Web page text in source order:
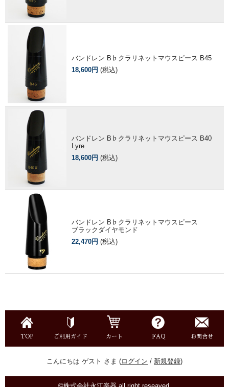
バンドレン B♭クラリネットマウスピース B45
18,600円 (税込)
バンドレン B♭クラリネットマウスピース B40
Lyre
18,600円 (税込)
バンドレン B♭クラリネットマウスピース
ブラックダイヤモンド
22,470円 (税込)
TOP ご利用ガイド カート FAQ お問合せ
こんにちは ゲスト さま (ログイン / 新規登録)